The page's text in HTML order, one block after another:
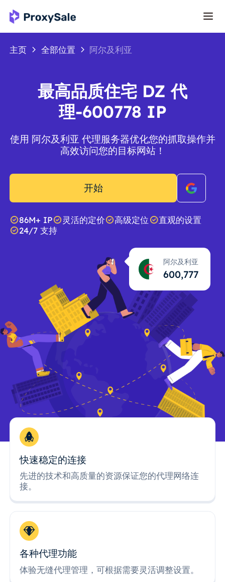
主页 全部位置 阿尔及利亚
最高品质住宅 DZ 代
理-600778 IP
使用 阿尔及利亚 代理服务器优化您的抓取操作并
高效访问您的目标网站！
开始
86M+ IP 灵活的定价 高级定位
直观的设置
24/7 支持
阿尔及利亚
600,778
快速稳定的连接
先进的技术和高质量的资源保证您的代理网络连
接。
各种代理功能
体验无缝代理管理，可根据需要灵活调整设置。